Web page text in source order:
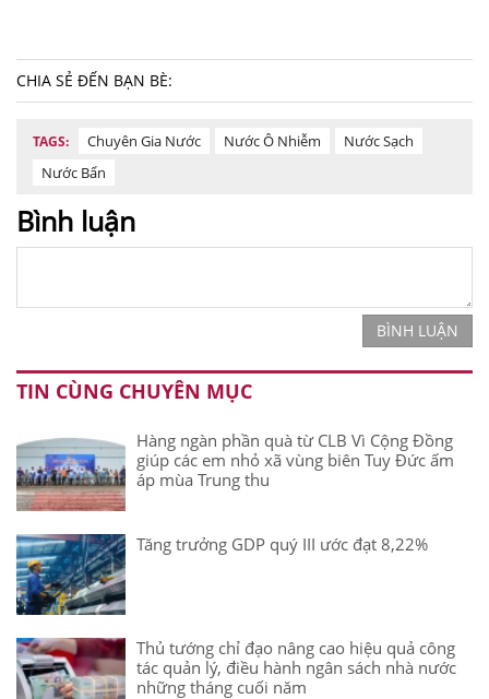
CHIA SẺ ĐẾN BẠN BÈ:
TAGS: Chuyên Gia Nước Nước Ô Nhiễm
Nước Sạch
Nước Bẩn
Bình luận
BÌNH LUẬN
TIN CÙNG CHUYÊN MỤC
Hàng ngàn phần quà từ CLB Vì Cộng Đồng
giúp các em nhỏ xã vùng biên Tuy Đức ấm
áp mùa Trung thu
Tăng trưởng GDP quý III ước đạt 8,22%
Thủ tướng chỉ đạo nâng cao hiệu quả công
tác quản lý, điều hành ngân sách nhà nước
những tháng cuối năm